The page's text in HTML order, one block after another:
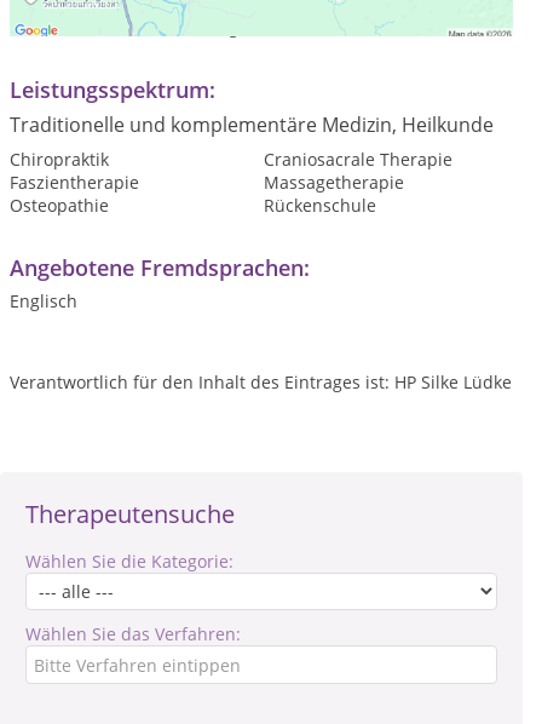
Therapeutensuche
Wählen Sie die Kategorie:
Wählen Sie das Verfahren:
Termine nach Vereinbarung
Leistungsspektrum:
Traditionelle und komplementäre Medizin, Heilkunde
Chiropraktik
Craniosacrale Therapie
Faszientherapie
Massagetherapie
Osteopathie
Rückenschule
Angebotene Fremdsprachen:
Englisch
Verantwortlich für den Inhalt des Eintrages ist: HP Silke Lüdke